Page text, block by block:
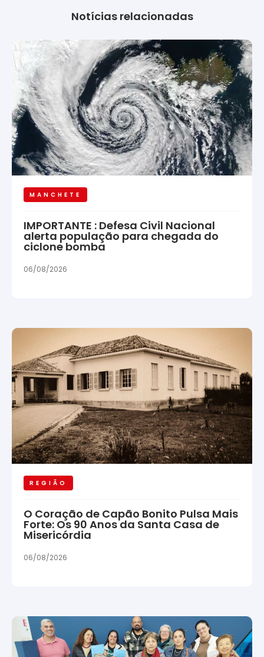
Notícias relacionadas
MANCHETE
IMPORTANTE : Defesa Civil Nacional
alerta população para chegada do
ciclone bomba
06/08/2026
REGIÃO
O Coração de Capão Bonito Pulsa Mais
Forte: Os 90 Anos da Santa Casa de
Misericórdia
06/08/2026